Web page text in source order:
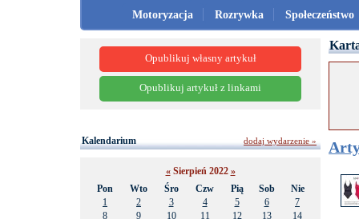
Motoryzacja
Rozrywka Społeczeństwo
Opublikuj własny artykuł
Opublikuj artykuł z linkami
Kalendarium
«Sierpień 2022 »
Pon
Wto Śro Czw Pią Sob
Nie
1
2 3 4 5 6
7
8
9 10 11 12 13
14
dodaj wydarzenie »